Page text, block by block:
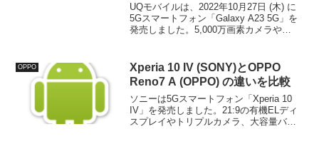
UQモバイルは、2022年10月27日 (木) に
5Gスマートフォン「Galaxy A23 5G」を
発売しました。5,000万画素カメラや
トリーモデル。2022年...
OPPO
Xperia 10 IV (SONY)とOPPO
Reno7 A (OPPO) の違いを比較
ソニーは5Gスマートフォン「Xperia 10
IV」を発売しました。21:9の有機ELディ
スプレイやトリプルカメラ、大容量バッ